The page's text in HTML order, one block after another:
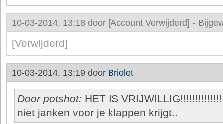
10-03-2014, 13:18 door [Account Verwijderd] -
[Verwijderd]
10-03-2014, 13:19 door Briolet
Door potshot: HET IS VRIJWILLIG!!!!!!!!!!!!!!
niet janken voor je klappen krijgt..